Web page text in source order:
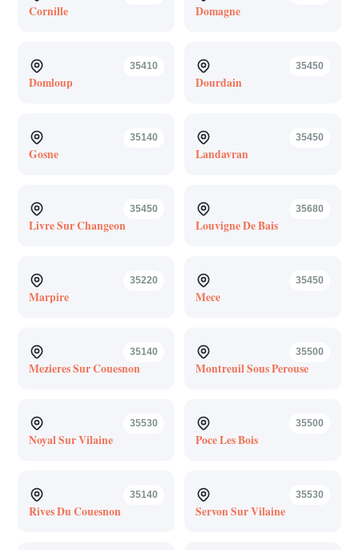
Cornille Domagne
35410
Domloup
35450
Dourdain
35140
Gosne
35450
Landavran
35450
Livre Sur Changeon
35680
Louvigne De Bais
35220
Marpire
35450
Mece
35140
Mezieres Sur Couesnon
35500
Montreuil Sous Perouse
35530
Noyal Sur Vilaine
35500
Poce Les Bois
35140
Rives Du Couesnon
35530
Servon Sur Vilaine